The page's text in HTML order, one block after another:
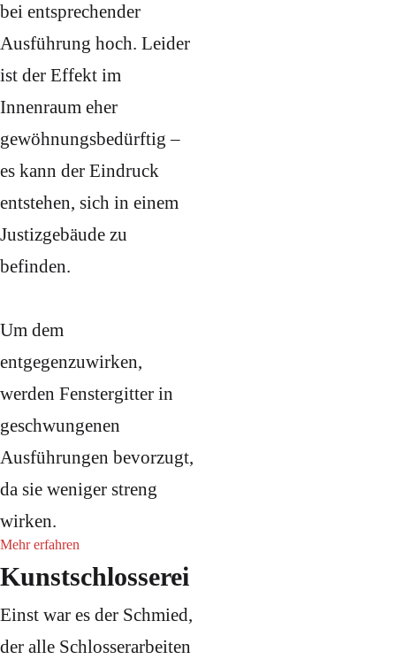
bei entsprechender
Ausführung hoch. Leider
ist der Effekt im
Innenraum eher
gewöhnungsbedürftig –
es kann der Eindruck
entstehen, sich in einem
Justizgebäude zu
befinden.
Um dem
entgegenzuwirken,
werden Fenstergitter in
geschwungenen
Ausführungen bevorzugt,
da sie weniger streng
wirken.
Mehr erfahren
Kunstschlosserei
Einst war es der Schmied,
der alle Schlosserarbeiten